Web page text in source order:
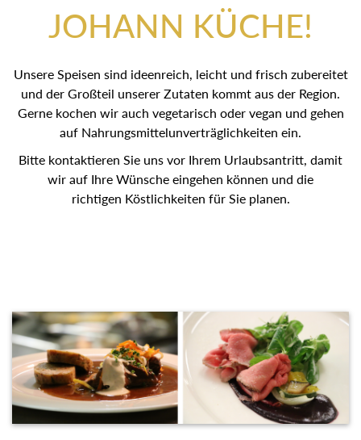
JOHANN KÜCHE!
Unsere Speisen sind ideenreich, leicht und frisch zubereitet
und der Großteil unserer Zutaten kommt aus der Region.
Gerne kochen wir auch vegetarisch oder vegan und gehen
auf Nahrungsmittelunverträglichkeiten ein.
Bitte kontaktieren Sie uns vor Ihrem Urlaubsantritt, damit
wir auf Ihre Wünsche eingehen können und die
richtigen Köstlichkeiten für Sie planen.